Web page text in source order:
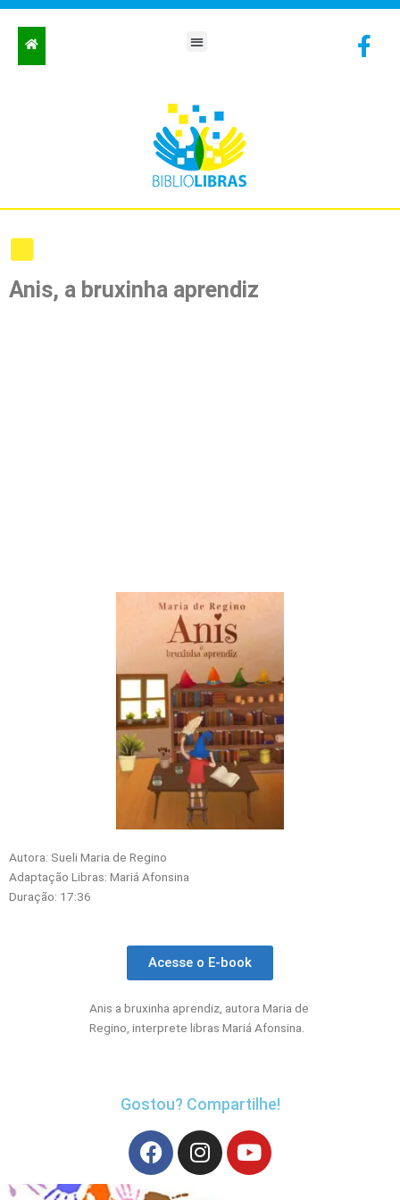
Anis, a bruxinha aprendiz
Autora: Sueli Maria de Regino
Adaptação Libras: Mariá Afonsina
Duração: 17:36
Acesse o E-book
Anis a bruxinha aprendiz, autora Maria de
Regino, interprete libras Mariá Afonsina.
Gostou? Compartilhe!